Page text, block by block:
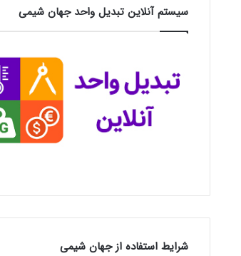
سیستم آنلاین تبدیل واحد جهان شیمی
شرایط استفاده از جهان شیمی